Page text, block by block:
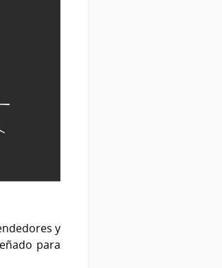
y
para